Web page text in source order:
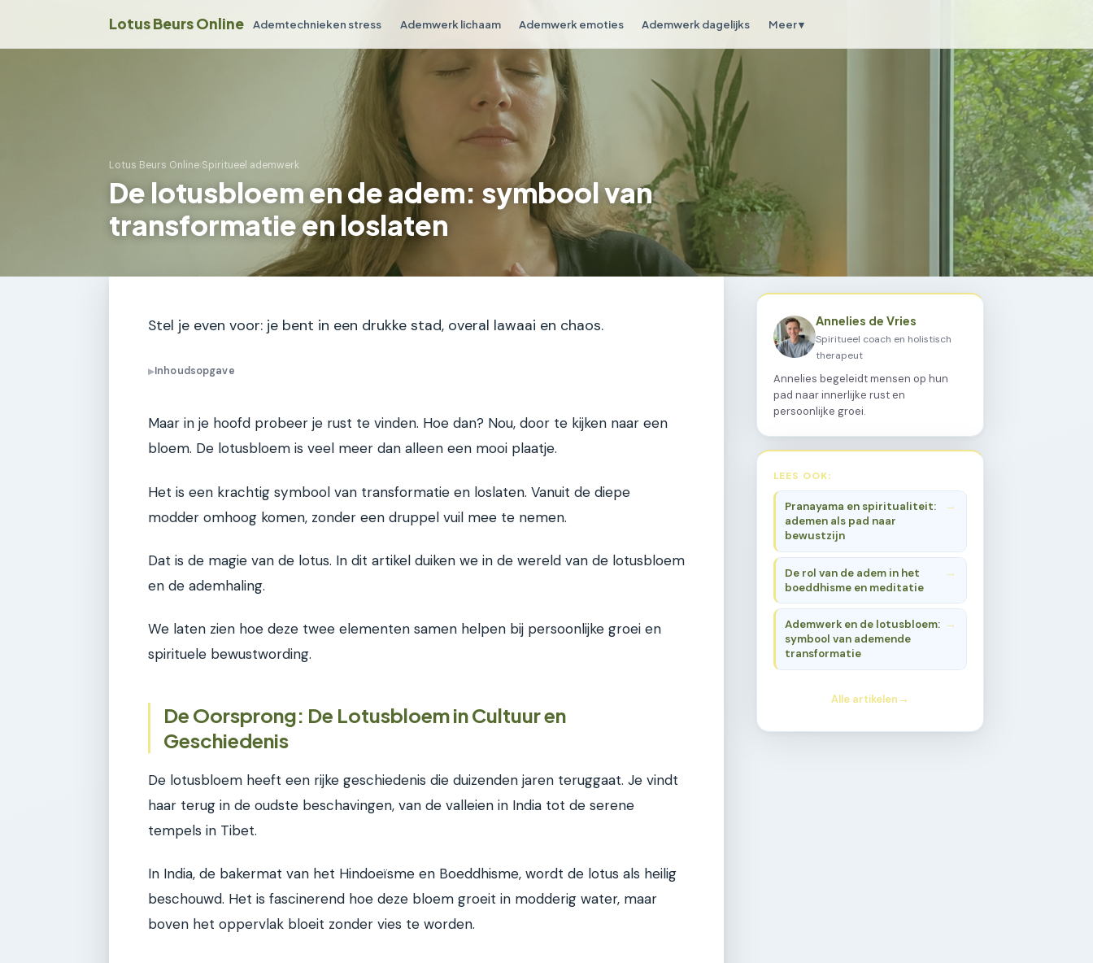
Lotus Beurs Online Ademtechnieken stress Ademwerk lichaam Ademwerk emoties Ademwerk dagelijks Meer ▾
Lotus Beurs Online›Spiritueel ademwerk
De lotusbloem en de adem: symbool van
transformatie en loslaten
Stel je even voor: je bent in een drukke stad, overal lawaai en chaos.
▶Inhoudsopgave
Maar in je hoofd probeer je rust te vinden. Hoe dan? Nou, door te kijken naar een
bloem. De lotusbloem is veel meer dan alleen een mooi plaatje.
Het is een krachtig symbool van transformatie en loslaten. Vanuit de diepe
modder omhoog komen, zonder een druppel vuil mee te nemen.
Dat is de magie van de lotus. In dit artikel duiken we in de wereld van de lotusbloem
en de ademhaling.
We laten zien hoe deze twee elementen samen helpen bij persoonlijke groei en
spirituele bewustwording.
De Oorsprong: De Lotusbloem in Cultuur en
Geschiedenis
De lotusbloem heeft een rijke geschiedenis die duizenden jaren teruggaat. Je vindt
haar terug in de oudste beschavingen, van de valleien in India tot de serene
tempels in Tibet.
In India, de bakermat van het Hindoeïsme en Boeddhisme, wordt de lotus als heilig
beschouwd. Het is fascinerend hoe deze bloem groeit in modderig water, maar
boven het oppervlak bloeit zonder vies te worden.
Annelies de Vries
Spiritueel coach en holistisch
therapeut
Annelies begeleidt mensen op hun
pad naar innerlijke rust en
persoonlijke groei.
LEES OOK:
Pranayama en spiritualiteit:
ademen als pad naar
bewustzijn
De rol van de adem in het
boeddhisme en meditatie
Ademwerk en de lotusbloem:
symbool van ademende
transformatie
Alle artikelen